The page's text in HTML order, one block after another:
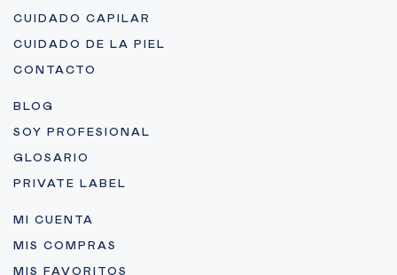
CUIDADO CAPILAR
CUIDADO DE LA PIEL
CONTACTO
BLOG
SOY PROFESIONAL
GLOSARIO
PRIVATE LABEL
MI CUENTA
MIS COMPRAS
MIS FAVORITOS